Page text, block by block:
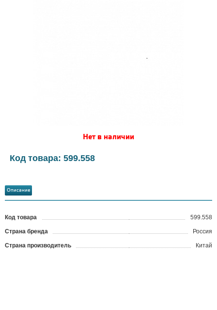
Нет в наличии
Код товара: 599.558
Описание
Код товара 599.558
Страна бренда Россия
Страна производитель Китай